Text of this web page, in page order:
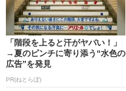
「階段を上ると汗がヤバい！」
→夏のピンチに寄り添う“水色の
広告”を発見
PR(ねとらぼ)